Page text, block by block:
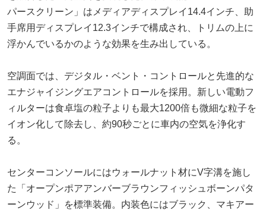
パースクリーン」はメディアディスプレイ14.4インチ、助
手席用ディスプレイ12.3インチで構成され、トリムの上に
浮かんでいるかのような効果を生み出している。
空調面では、デジタル・ベント・コントロールと先進的な
エナジャイジングエアコントロールを採用。新しい電動フ
ィルターは食卓塩の粒子よりも最大1200倍も微細な粒子を
イオン化して除去し、約90秒ごとに車内の空気を浄化す
る。
センターコンソールにはウォールナット材にV字溝を施し
た「オープンポアアンバーブラウンフィッシュボーンパタ
ーンウッド」を標準装備。内装色にはブラック、マキアー